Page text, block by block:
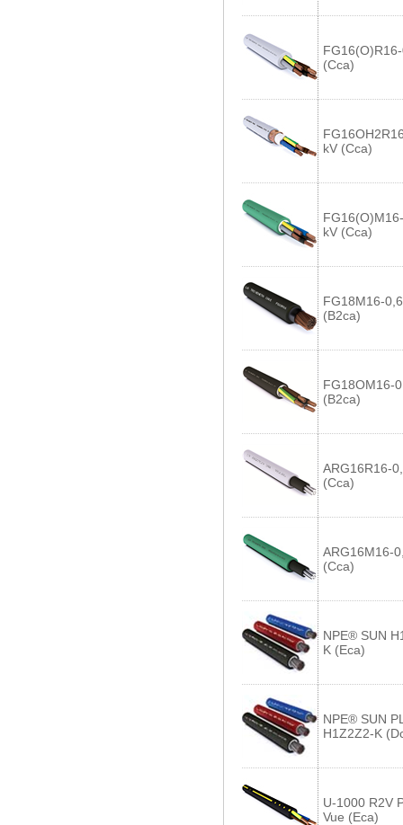
(Cca)
kV (Cca)
kV (Cca)
FG18M16-
(B2ca)
FG18OM16-
(B2ca)
ARG16R16-
(Cca)
ARG16M16-
(Cca)
NPE® SUN
K (Eca)
NPE® SUN
H1Z2Z2-K
U-1000 R2V
Vue (Eca)